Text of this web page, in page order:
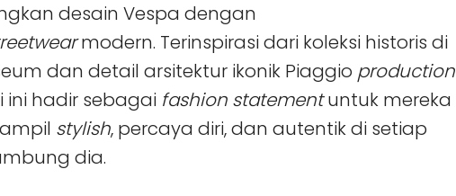
desain Vespa dengan
modern. Terinspirasi dari koleksi historis di
dan detail arsitektur ikonik Piaggio production
ini hadir sebagai fashion statementuntuk mereka
stylish, percaya diri, dan autentik di setiap
dia.